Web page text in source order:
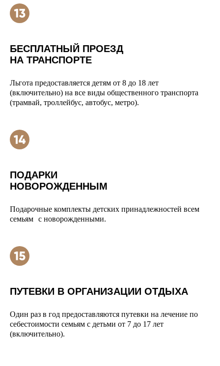
БЕСПЛАТНЫЙ ПРОЕЗД
НА ТРАНСПОРТЕ
Льгота предоставляется детям от 8 до 18 лет
(включительно) на все виды общественного транспорта
(трамвай, троллейбус, автобус, метро).
ПОДАРКИ
НОВОРОЖДЕННЫМ
Подарочные комплекты детских принадлежностей всем
семьям с новорожденными.
ПУТЕВКИ В ОРГАНИЗАЦИИ ОТДЫХА
Один раз в год предоставляются путевки на лечение по
себестоимости семьям с детьми от 7 до 17 лет
(включительно).